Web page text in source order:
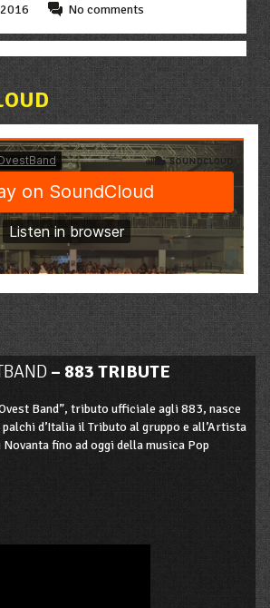
No comments
– 883 TRIBUTE
Band”, tributo ufficiale agli 883, nasce
d’Italia il Tributo al gruppo e all’Artista
fino ad oggi della musica Pop